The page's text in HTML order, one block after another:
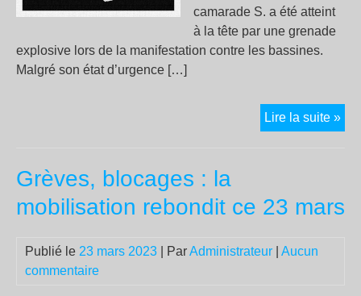
camarade S. a été atteint
à la tête par une grenade
explosive lors de la manifestation contre les bassines.
Malgré son état d’urgence […]
Lire la suite »
au
Grèves, blocages : la
mobilisation rebondit ce 23 mars
Publié le 23 mars 2023 | ParAdministrateur
Aucun
commentaire